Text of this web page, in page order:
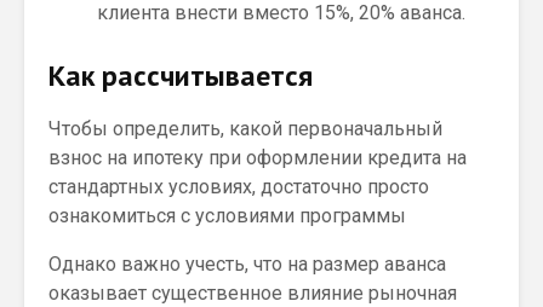
клиента внести вместо 15%, 20% аванса.
Как рассчитывается
Чтобы определить, какой первоначальный
взнос на ипотеку при оформлении кредита на
стандартных условиях, достаточно просто
ознакомиться с условиями программы
Однако важно учесть, что на размер аванса
оказывает существенное влияние рыночная